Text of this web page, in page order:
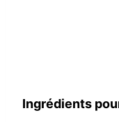
Ingrédients